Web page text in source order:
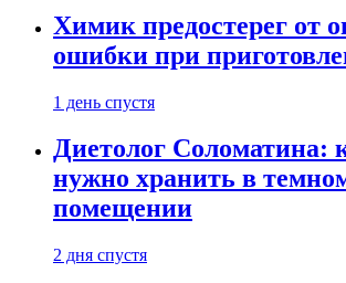
Химик предостерег от
ошибки при
1 день спустя
Диетолог Соломатина:
нужно хранить в
помещении
2 дня спустя